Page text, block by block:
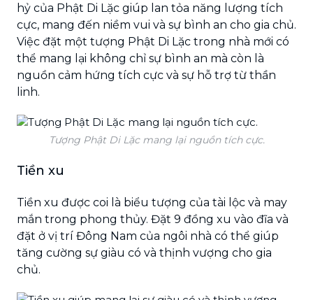
hỷ của Phật Di Lặc giúp lan tỏa năng lượng tích
cực, mang đến niềm vui và sự bình an cho gia chủ.
Việc đặt một tượng Phật Di Lặc trong nhà mới có
thể mang lại không chỉ sự bình an mà còn là
nguồn cảm hứng tích cực và sự hỗ trợ từ thần
linh.
Tượng Phật Di Lặc mang lại nguồn tích cực.
Tiền xu
Tiền xu được coi là biểu tượng của tài lộc và may
mắn trong phong thủy. Đặt 9 đồng xu vào đĩa và
đặt ở vị trí Đông Nam của ngôi nhà có thể giúp
tăng cường sự giàu có và thịnh vượng cho gia
chủ.